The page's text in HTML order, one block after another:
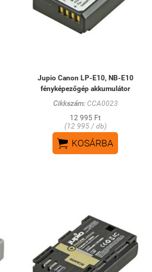
Jupio Canon LP-E10, NB-E10
fényképezőgép akkumulátor
Cikkszám:CCA0023
12 995 Ft
(12 995 / db)
 KOSÁRBA